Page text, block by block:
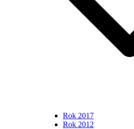
Rok 2017
Rok 2012